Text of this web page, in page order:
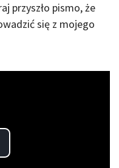
przyszło pismo, że
się z mojego